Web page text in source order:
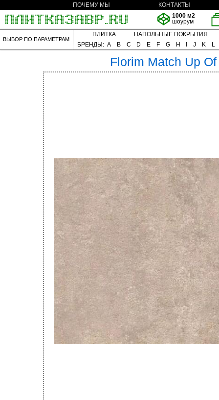
ПОЧЕМУ МЫ
КОНТАКТЫ
1000 м2
шоурум
ВЫБОР ПО ПАРАМЕТРАМ
ПЛИТКА
НАПОЛЬНЫЕ ПОКРЫТИЯ
БРЕНДЫ: A B C D E F G H J K L
Florim Match Up